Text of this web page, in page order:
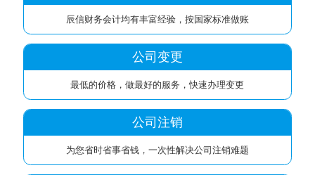
辰信财务会计均有丰富经验，按国家标准做账
公司变更
最低的价格，做最好的服务，快速办理变更
公司注销
为您省时省事省钱，一次性解决公司注销难题